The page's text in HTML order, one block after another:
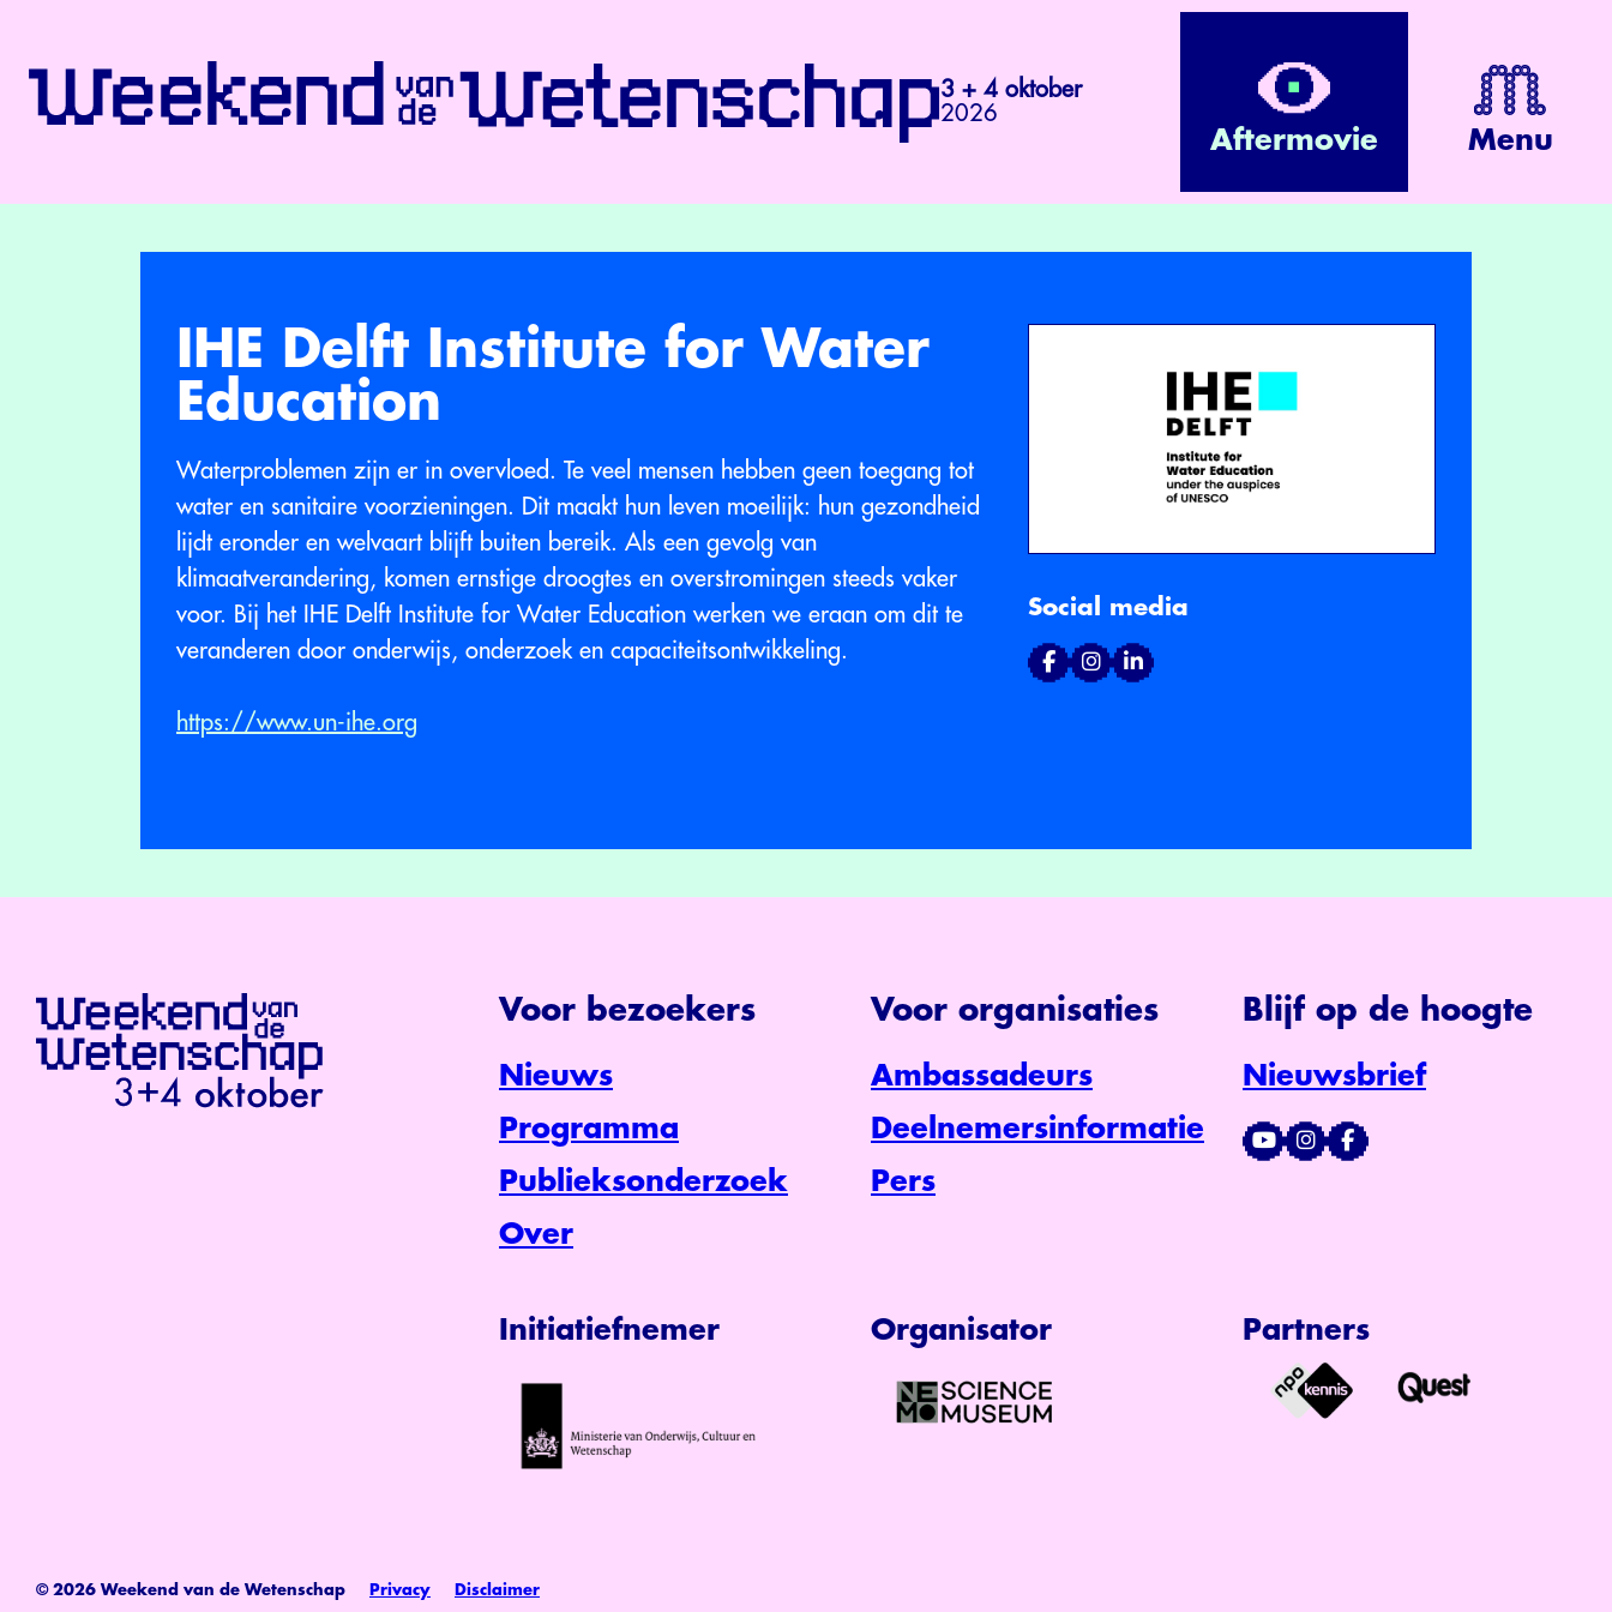
3 + 4 oktober
2026
Aftermovie Menu
IHE Delft Institute for Water
Education
Waterproblemen zijn er in overvloed. Te veel mensen hebben geen toegang tot
water en sanitaire voorzieningen. Dit maakt hun leven moeilijk: hun gezondheid
lijdt eronder en welvaart blijft buiten bereik. Als een gevolg van
klimaatverandering, komen ernstige droogtes en overstromingen steeds vaker
voor. Bij het IHE Delft Institute for Water Education werken we eraan om dit te
veranderen door onderwijs, onderzoek en capaciteitsontwikkeling.
https://www.un-ihe.org
Social media
Voor bezoekers
Nieuws
Programma
Publieksonderzoek
Over
Voor organisaties
Ambassadeurs
Deelnemersinformatie
Pers
Blijf op de hoogte
Nieuwsbrief
Initiatiefnemer Organisator Partners
© 2026 Weekend van de Wetenschap Privacy Disclaimer